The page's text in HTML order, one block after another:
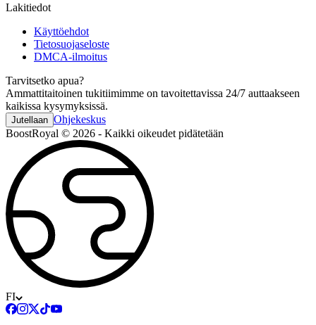
Lakitiedot
Käyttöehdot
Tietosuojaseloste
DMCA-ilmoitus
Tarvitsetko apua?
Ammattitaitoinen tukitiimimme on tavoitettavissa 24/7 auttaakseen
kaikissa kysymyksissä.
Jutellaan Ohjekeskus
BoostRoyal © 2026 - Kaikki oikeudet pidätetään
FI